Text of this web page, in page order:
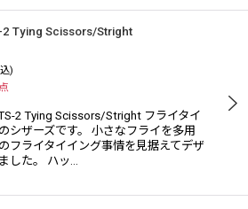
2 Tying Scissors/Stright
)
TS-2 Tying Scissors/Stright フライタイ
シザーズです。 小さなフライを多用
フライタイイング事情を見据えてデザ
した。 ハッ…